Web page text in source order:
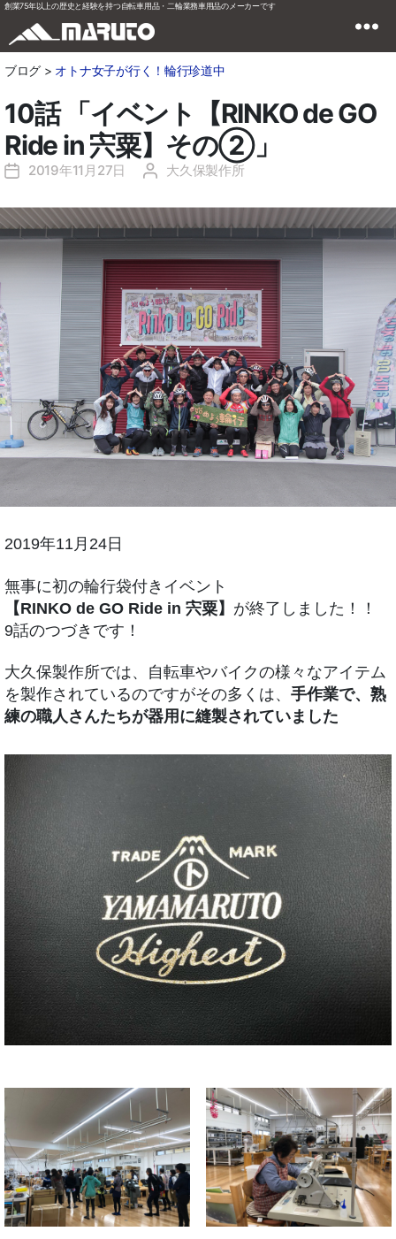
創業75年以上の歴史と経験を持つ自転車用品・二輪業務車用品のメーカーです
ブログ > オトナ女子が行く！輪行珍道中
10話 「イベント【RINKO de GO
Ride in 宍粟】その②」
投
日
2019年11月27日
投
者
大久保製作所
2019年11月24日
無事に初の輪行袋付きイベント
【RINKO de GO Ride in 宍粟】 が終了しました！！
9話のつづきです！
大久保製作所では、自転車やバイクの様々なアイテム
を製作されているのですがその多くは、 手作業で、熟
練の職人さんたちが器用に縫製されていました